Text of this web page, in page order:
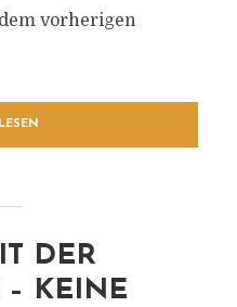
vorherigen
DER
– KEINE